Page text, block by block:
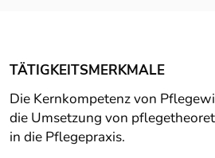
TÄTIGKEITSMERKMALE
Die Kernkompetenz von
die Umsetzung von
in die Pflegepraxis.